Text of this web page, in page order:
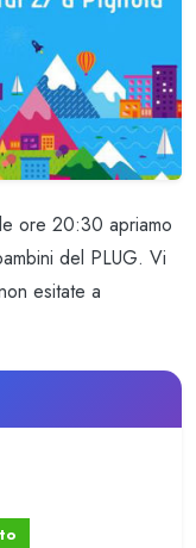
ore 20:30 apriamo
del PLUG. Vi
esitate a